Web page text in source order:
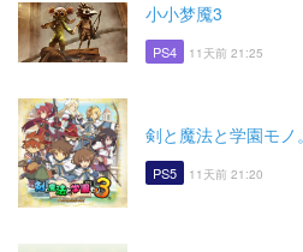
小小梦魇3
PS4 11天前 21:25
剣と魔法と学園モ
PS5 11天前 21:20